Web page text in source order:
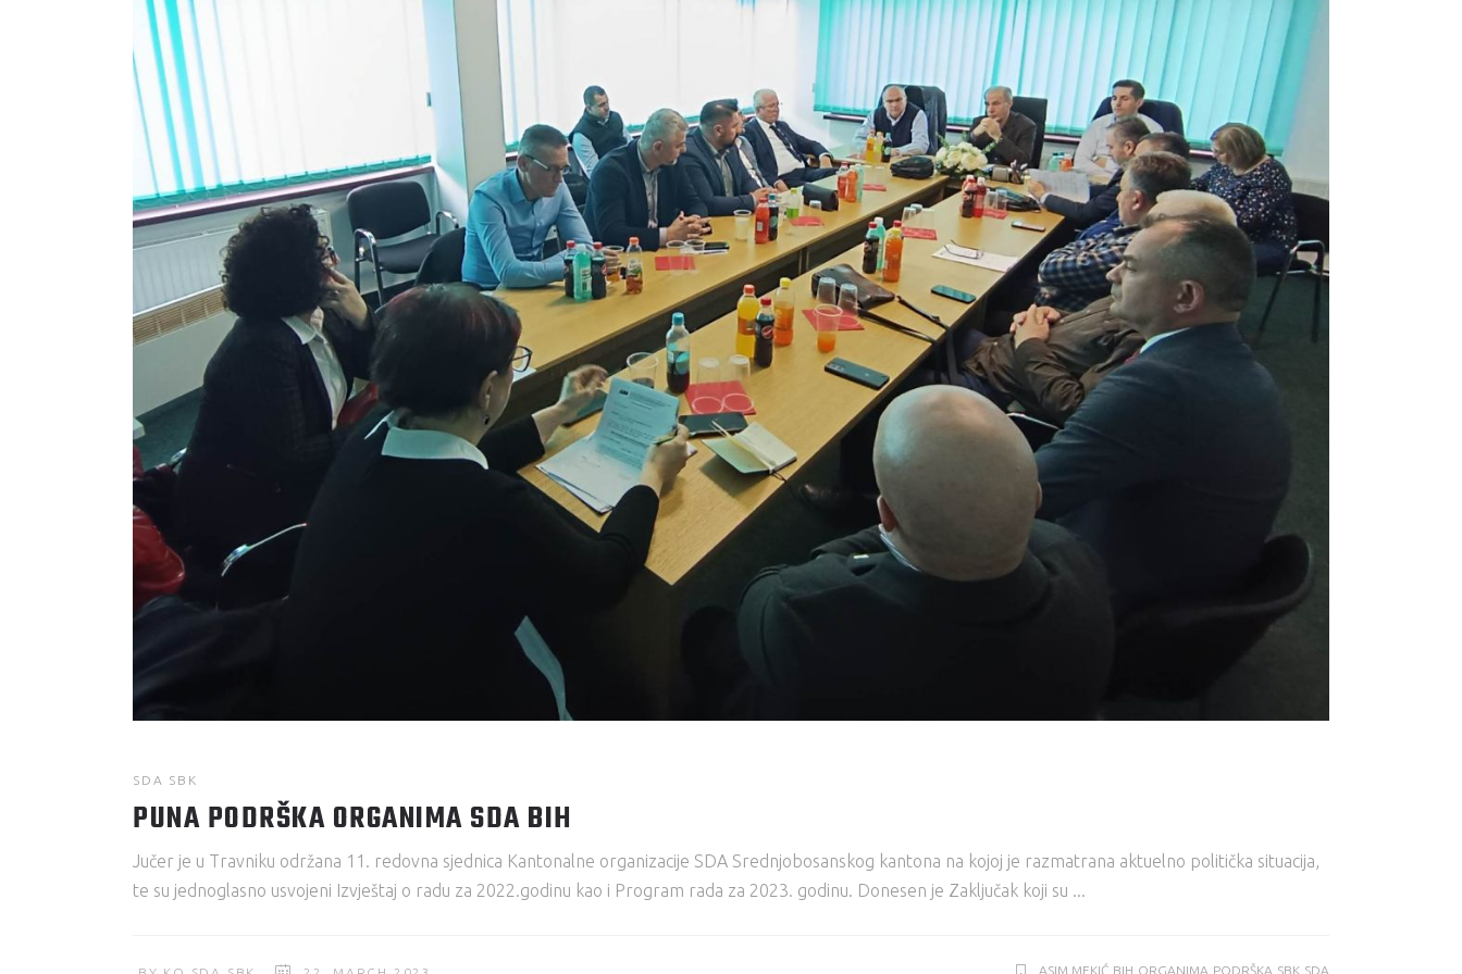
SDA SBK
PUNA PODRŠKA ORGANIMA SDA BIH
Jučer je u Travniku održana 11. redovna sjednica Kantonalne organizacije SDA Srednjobosanskog kantona na kojoj je razmatrana aktuelno politička situacija,
te su jednoglasno usvojeni Izvještaj o radu za 2022.godinu kao i Program rada za 2023. godinu. Donesen je Zaključak koji su
ASIM MEKIĆ BIH ORGANIMA PODRŠKA SBK SDA